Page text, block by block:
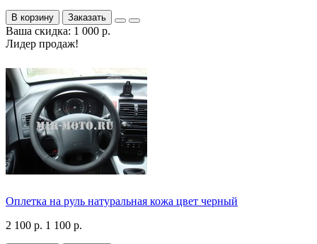
В корзину Заказать
Ваша скидка: 1 000 р.
Лидер продаж!
Оплетка на руль натуральная кожа цвет черный
2 100 р. 1 100 р.